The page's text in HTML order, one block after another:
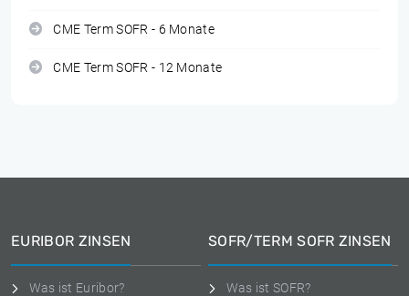
CME Term SOFR - 6 Monate
CME Term SOFR - 12 Monate
EURIBOR ZINSEN
Was ist Euribor?
SOFR/TERM SOFR ZINSEN
Was ist SOFR?